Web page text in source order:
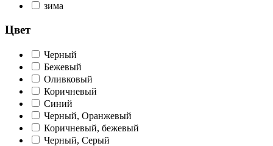
зима
Цвет
Черный
Бежевый
Оливковый
Коричневый
Синий
Черный, Оранжевый
Коричневый, бежевый
Черный, Cерый